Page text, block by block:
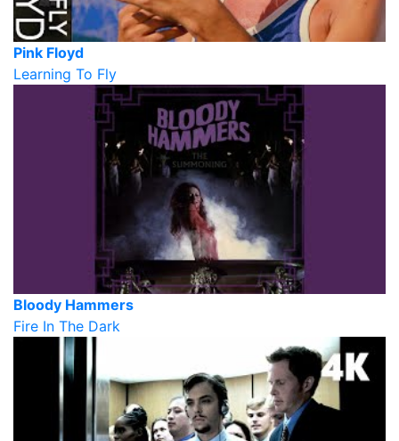
Pink Floyd
Learning To Fly
Bloody Hammers
Fire In The Dark